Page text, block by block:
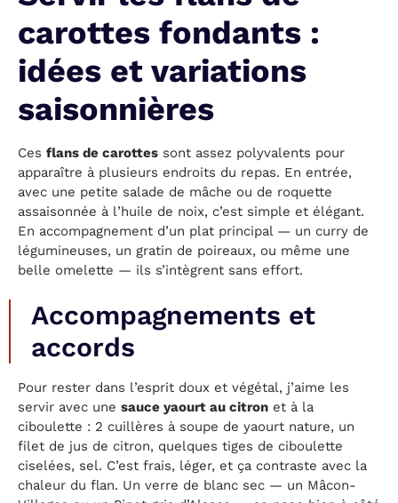
carottes fondants :
idées et variations
saisonnières
Ces flans de carottes sont assez polyvalents pour
apparaître à plusieurs endroits du repas. En entrée,
avec une petite salade de mâche ou de roquette
assaisonnée à l’huile de noix, c’est simple et élégant.
En accompagnement d’un plat principal — un curry de
légumineuses, un gratin de poireaux, ou même une
belle omelette — ils s’intègrent sans effort.
Accompagnements et
accords
Pour rester dans l’esprit doux et végétal, j’aime les
servir avec une sauce yaourt au citron et à la
ciboulette : 2 cuillères à soupe de yaourt nature, un
filet de jus de citron, quelques tiges de ciboulette
ciselées, sel. C’est frais, léger, et ça contraste avec la
chaleur du flan. Un verre de blanc sec — un Mâcon-